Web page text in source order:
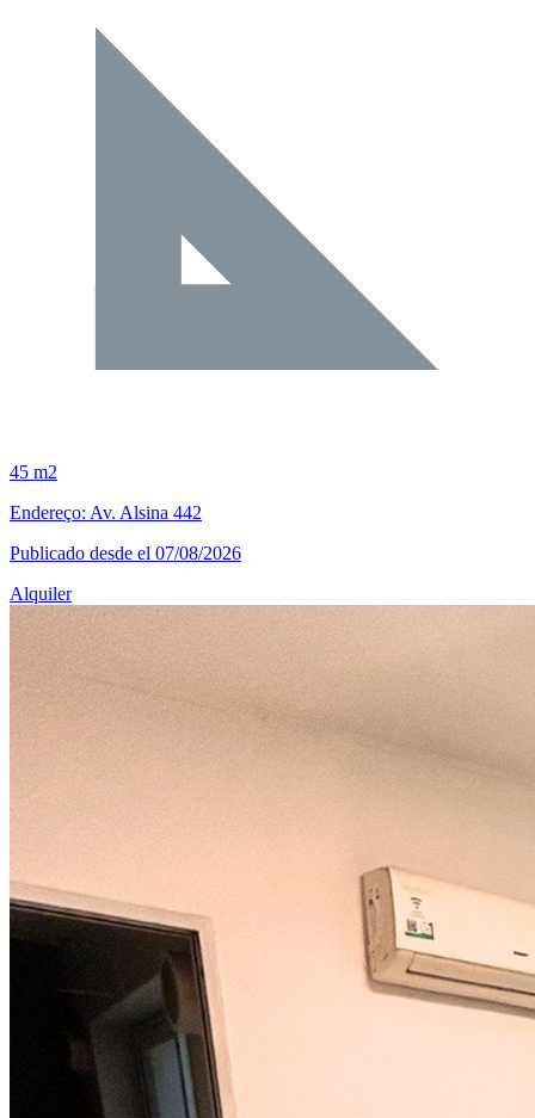
45 m2
Endereço: Av. Alsina 442
Publicado desde el 07/08/2026
Alquiler